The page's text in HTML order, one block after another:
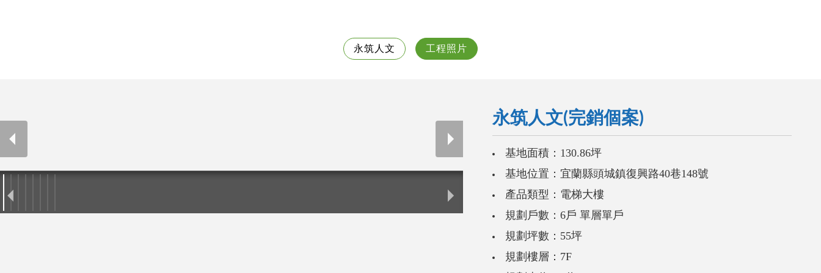
永筑人文 工程照片
永筑人文(完銷個案)
基地面積：130.86坪
基地位置：宜蘭縣頭城鎮復興路40巷148號
產品類型：電梯大樓
規劃戶數：6戶 單層單戶
規劃坪數：55坪
規劃樓層：7F